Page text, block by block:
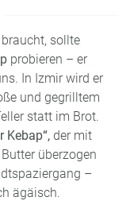
sollte
probieren – er
In Izmir wird er
und gegrilltem
statt im Brot.
Kebap“, der mit
überzogen
–
ägäisch.